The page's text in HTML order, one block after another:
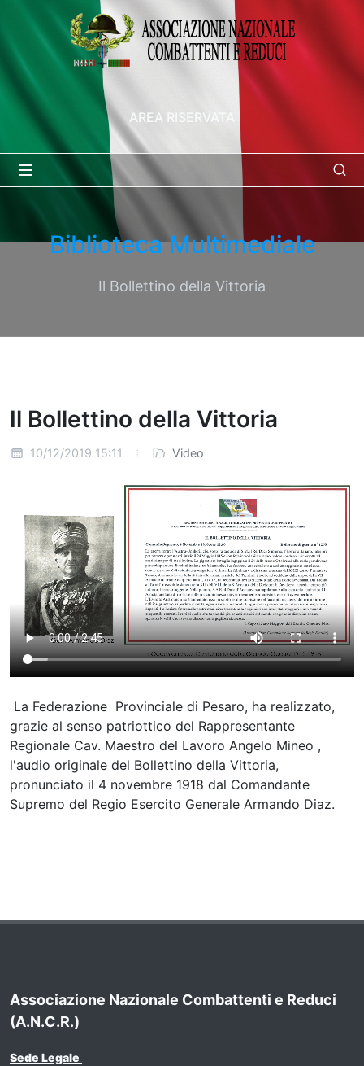
AREA RISERVATA
Biblioteca Multimediale
Il Bollettino della Vittoria
Il Bollettino della Vittoria
10/12/2019 15:11 Video
La Federazione Provinciale di Pesaro, ha realizzato,
grazie al senso patriottico del Rappresentante
Regionale Cav. Maestro del Lavoro Angelo Mineo ,
l'audio originale del Bollettino della Vittoria,
pronunciato il 4 novembre 1918 dal Comandante
Supremo del Regio Esercito Generale Armando Diaz.
Associazione Nazionale Combattenti e Reduci
(A.N.C.R.)
Sede Legale